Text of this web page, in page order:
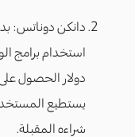
استخدام برامج
دولار الحصول
يستطيع
شراءه المقبلة.